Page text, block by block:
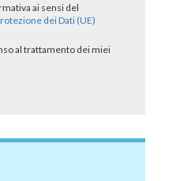
ai sensi del
dei Dati (UE)
al trattamento dei miei